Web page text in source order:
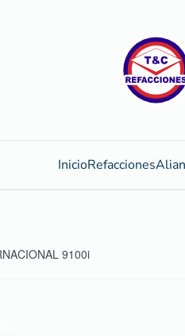
InicioRefacciones
9100i